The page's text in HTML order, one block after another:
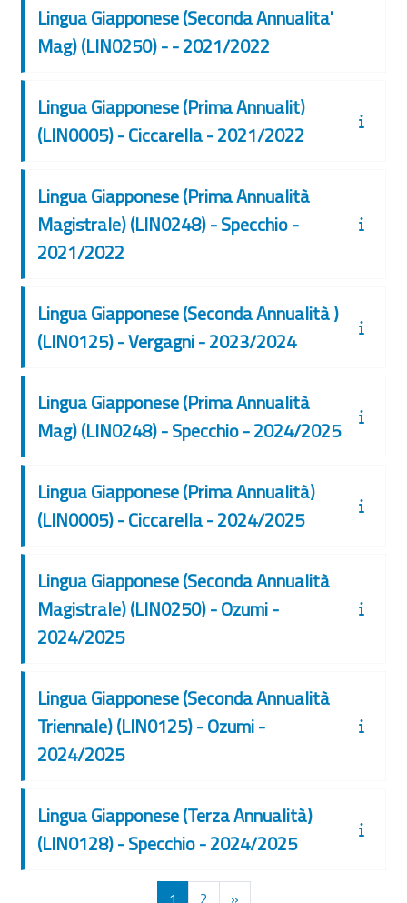
Lingua Giapponese (Seconda Annualita'
Mag) (LIN0250) - - 2021/2022
Lingua Giapponese (Prima Annualit)
(LIN0005) - Ciccarella - 2021/2022
Lingua Giapponese (Prima Annualità
Magistrale) (LIN0248) - Specchio -
2021/2022
Lingua Giapponese (Seconda Annualità )
(LIN0125) - Vergagni - 2023/2024
Lingua Giapponese (Prima Annualità
Mag) (LIN0248) - Specchio - 2024/2025
Lingua Giapponese (Prima Annualità)
(LIN0005) - Ciccarella - 2024/2025
Lingua Giapponese (Seconda Annualità
Magistrale) (LIN0250) - Ozumi -
2024/2025
Lingua Giapponese (Seconda Annualità
Triennale) (LIN0125) - Ozumi -
2024/2025
Lingua Giapponese (Terza Annualità)
(LIN0128) - Specchio - 2024/2025
1 Pagina 1
2 Pagina 2
»Pagina successiva